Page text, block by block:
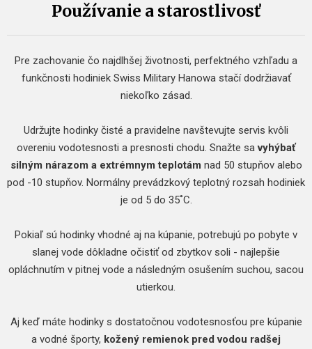
Používanie a starostlivosť
Pre zachovanie čo najdlhšej životnosti, perfektného vzhľadu a
funkčnosti hodiniek Swiss Military Hanowa stačí dodržiavať
niekoľko zásad.
Udržujte hodinky čisté a pravidelne navštevujte servis kvôli
overeniu vodotesnosti a presnosti chodu. Snažte savyhýbať
silným nárazom a extrémnym teplotám nad 50 stupňov alebo
pod -10 stupňov. Normálny prevádzkový teplotný rozsah hodiniek
je od 5 do 35˚C.
Pokiaľ sú hodinky vhodné aj na kúpanie, potrebujú po pobyte v
slanej vode dôkladne očistiť od zbytkov soli - najlepšie
opláchnutím v pitnej vode a následným osušením suchou, sacou
utierkou.
Aj keď máte hodinky s dostatočnou vodotesnosťou pre kúpanie
a vodné športy, kožený remienok pred vodou radšej